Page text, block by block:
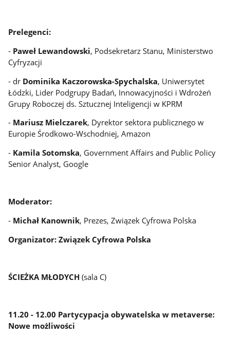
Prelegenci:
- Paweł Lewandowski, Podsekretarz Stanu, Ministerstwo
Cyfryzacji
- dr Dominika Kaczorowska-Spychalska, Uniwersytet
Łódzki, Lider Podgrupy Badań, Innowacyjności i Wdrożeń
Grupy Roboczej ds. Sztucznej Inteligencji w KPRM
- Mariusz Mielczarek, Dyrektor sektora publicznego w
Europie Środkowo-Wschodniej, Amazon
- Kamila Sotomska, Government Affairs and Public Policy
Senior Analyst, Google
Moderator:
- Michał Kanownik, Prezes, Związek Cyfrowa Polska
Organizator: Związek Cyfrowa Polska
ŚCIEŻKA MŁODYCH(sala C)
11.20 - 12.00 Partycypacja obywatelska w metaverse:
Nowe możliwości